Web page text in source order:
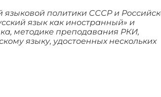
языковой политики СССР и
язык как иностранный» и
методике преподавания РКИ,
языку, удостоенных нескольких